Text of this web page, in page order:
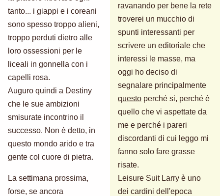
tanto... i giappi e i coreani
sono spesso troppo alieni,
troppo perduti dietro alle
loro ossessioni per le
liceali in gonnella con i
capelli rosa.
Auguro quindi a Destiny
che le sue ambizioni
smisurate incontrino il
successo. Non è detto, in
questo mondo arido e tra
gente col cuore di pietra.
La settimana prossima,
forse, se ancora
ravanando per bene la rete
troverei un mucchio di
spunti interessanti per
scrivere un editoriale che
interessi le masse, ma
oggi ho deciso di
segnalare principalmente
questo perché si, perché è
quello che vi aspettate da
me e perché i pareri
discordanti di cui leggo mi
fanno solo fare grasse
risate.
Leisure Suit Larry è uno
dei cardini dell'epoca